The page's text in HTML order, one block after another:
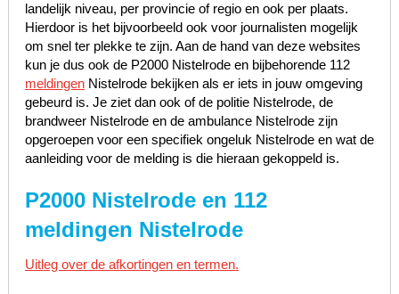
landelijk niveau, per provincie of regio en ook per plaats.
Hierdoor is het bijvoorbeeld ook voor journalisten mogelijk
om snel ter plekke te zijn. Aan de hand van deze websites
kun je dus ook de P2000 Nistelrode en bijbehorende 112
meldingenNistelrode bekijken als er iets in jouw omgeving
gebeurd is. Je ziet dan ook of de politie Nistelrode, de
brandweer Nistelrode en de ambulance Nistelrode zijn
opgeroepen voor een specifiek ongeluk Nistelrode en wat de
aanleiding voor de melding is die hieraan gekoppeld is.
P2000 Nistelrode en 112
meldingen Nistelrode
Uitleg over de afkortingen en termen.